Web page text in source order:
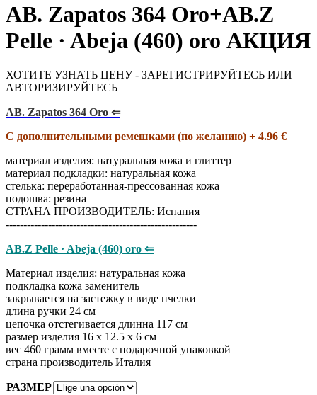
AB. Zapatos 364 Oro+AB.Z
Pelle · Abeja (460) oro АКЦИЯ
ХОТИТЕ УЗНАТЬ ЦЕНУ - ЗАРЕГИСТРИРУЙТЕСЬ ИЛИ
АВТОРИЗИРУЙТЕСЬ
AB. Zapatos 364 Oro ⇐
С дополнительными ремешками (по желанию) + 4.96 €
материал изделия: натуральная кожа и глиттер
материал подкладки: натуральная кожа
стелька: переработанная-прессованная кожа
подошва: резина
СТРАНА ПРОИЗВОДИТЕЛЬ: Испания
------------------------------------------------------
AB.Z Pelle · Abeja (460) oro ⇐
Материал изделия: натуральная кожа
подкладка кожа заменитель
закрывается на застежку в виде пчелки
длина ручки 24 см
цепочка отстегивается длинна 117 см
размер изделия 16 х 12.5 х 6 см
вес 460 грамм вместе с подарочной упаковкой
страна производитель Италия
РАЗМЕР